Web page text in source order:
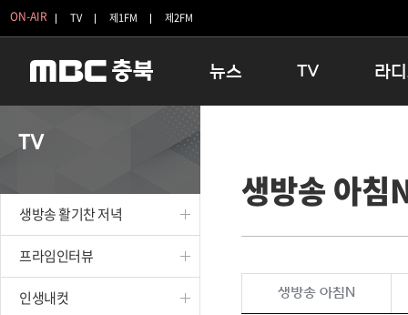
ON-AIR TV 제1FM 제2FM
뉴스
보은
TV
인생내컷
테마기행 길
시청자 FLEX
특집프로그램
라
16:00
우리 고
TV
생방송 활기찬 저녁
프라임인터뷰
인생내컷
생방송 아침
생방송 아침N